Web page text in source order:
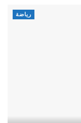
رياضة